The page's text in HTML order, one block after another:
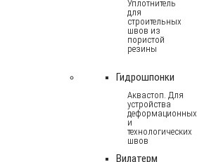
Уплотнитель
для
строительных
швов из
пористой
резины
Гидрошпонки
Аквастоп. Для
устройства
деформационных
и
технологических
швов
Вилатерм